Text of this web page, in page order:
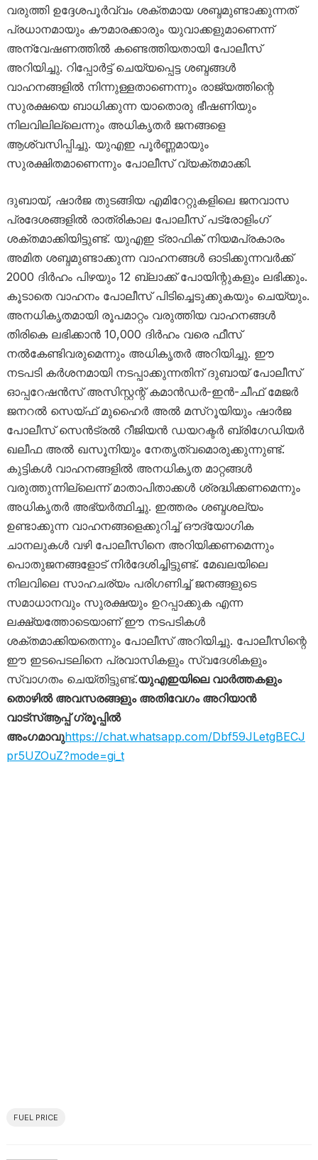
വരുത്തി ഉദ്ദേശപൂർവ്വം ശക്തമായ ശബ്ദമുണ്ടാക്കുന്നത്
പ്രധാനമായും കൗമാരക്കാരും യുവാക്കളുമാണെന്ന്
അന്വേഷണത്തിൽ കണ്ടെത്തിയതായി പോലീസ്
അറിയിച്ചു. റിപ്പോർട്ട് ചെയ്യപ്പെട്ട ശബ്ദങ്ങൾ
വാഹനങ്ങളിൽ നിന്നുള്ളതാണെന്നും രാജ്യത്തിന്റെ
സുരക്ഷയെ ബാധിക്കുന്ന യാതൊരു ഭീഷണിയും
നിലവിലില്ലെന്നും അധികൃതർ ജനങ്ങളെ
ആശ്വസിപ്പിച്ചു. യുഎഇ പൂർണ്ണമായും
സുരക്ഷിതമാണെന്നും പോലീസ് വ്യക്തമാക്കി.
ദുബായ്, ഷാർജ തുടങ്ങിയ എമിറേറ്റുകളിലെ ജനവാസ
പ്രദേശങ്ങളിൽ രാത്രികാല പോലീസ് പട്രോളിംഗ്
ശക്തമാക്കിയിട്ടുണ്ട്. യുഎഇ ട്രാഫിക് നിയമപ്രകാരം
അമിത ശബ്ദമുണ്ടാക്കുന്ന വാഹനങ്ങൾ ഓടിക്കുന്നവർക്ക്
2000 ദിർഹം പിഴയും 12 ബ്ലാക്ക് പോയിന്റുകളും ലഭിക്കും.
കൂടാതെ വാഹനം പോലീസ് പിടിച്ചെടുക്കുകയും ചെയ്യും.
അനധികൃതമായി രൂപമാറ്റം വരുത്തിയ വാഹനങ്ങൾ
തിരികെ ലഭിക്കാൻ 10,000 ദിർഹം വരെ ഫീസ്
നൽകേണ്ടിവരുമെന്നും അധികൃതർ അറിയിച്ചു. ഈ
നടപടി കർശനമായി നടപ്പാക്കുന്നതിന് ദുബായ് പോലീസ്
ഓപ്പറേഷൻസ് അസിസ്റ്റന്റ് കമാൻഡർ-ഇൻ-ചീഫ് മേജർ
ജനറൽ സെയ്ഫ് മുഹൈർ അൽ മസ്‌റൂയിയും ഷാർജ
പോലീസ് സെൻട്രൽ റീജിയൻ ഡയറക്ടർ ബ്രിഗേഡിയർ
ഖലീഫ അൽ ഖസൂനിയും നേതൃത്വമൊരുക്കുന്നുണ്ട്.
കുട്ടികൾ വാഹനങ്ങളിൽ അനധികൃത മാറ്റങ്ങൾ
വരുത്തുന്നില്ലെന്ന് മാതാപിതാക്കൾ ശ്രദ്ധിക്കണമെന്നും
അധികൃതർ അഭ്യർത്ഥിച്ചു. ഇത്തരം ശബ്ദശല്യം
ഉണ്ടാക്കുന്ന വാഹനങ്ങളെക്കുറിച്ച് ഔദ്യോഗിക
ചാനലുകൾ വഴി പോലീസിനെ അറിയിക്കണമെന്നും
പൊതുജനങ്ങളോട് നിർദേശിച്ചിട്ടുണ്ട്. മേഖലയിലെ
നിലവിലെ സാഹചര്യം പരിഗണിച്ച് ജനങ്ങളുടെ
സമാധാനവും സുരക്ഷയും ഉറപ്പാക്കുക എന്ന
ലക്ഷ്യത്തോടെയാണ് ഈ നടപടികൾ
ശക്തമാക്കിയതെന്നും പോലീസ് അറിയിച്ചു. പോലീസിന്റെ
ഈ ഇടപെടലിനെ പ്രവാസികളും സ്വദേശികളും
സ്വാഗതം ചെയ്തിട്ടുണ്ട്.യുഎഇയിലെ വാർത്തകളും
തൊഴിൽ അവസരങ്ങളും അതിവേഗം അറിയാൻ
വാട്സ്ആപ്പ് ഗ്രൂപ്പിൽ
അംഗമാവുhttps://chat.whatsapp.com/Dbf59JLetgBECJ
pr5UZOuZ?mode=gi_t
FUEL PRICE